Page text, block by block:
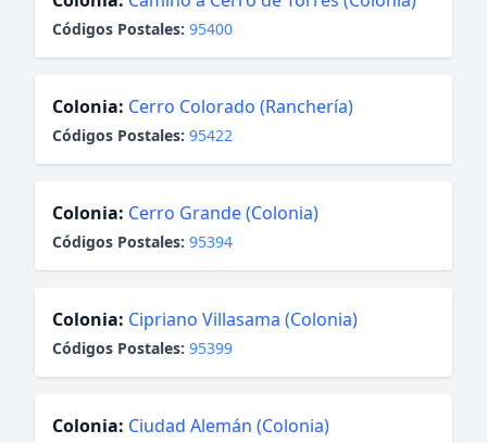
Códigos Postales: 95400
Colonia: Cerro Colorado (Ranchería)
Códigos Postales: 95422
Colonia: Cerro Grande (Colonia)
Códigos Postales: 95394
Colonia: Cipriano Villasama (Colonia)
Códigos Postales: 95399
Colonia: Ciudad Alemán (Colonia)